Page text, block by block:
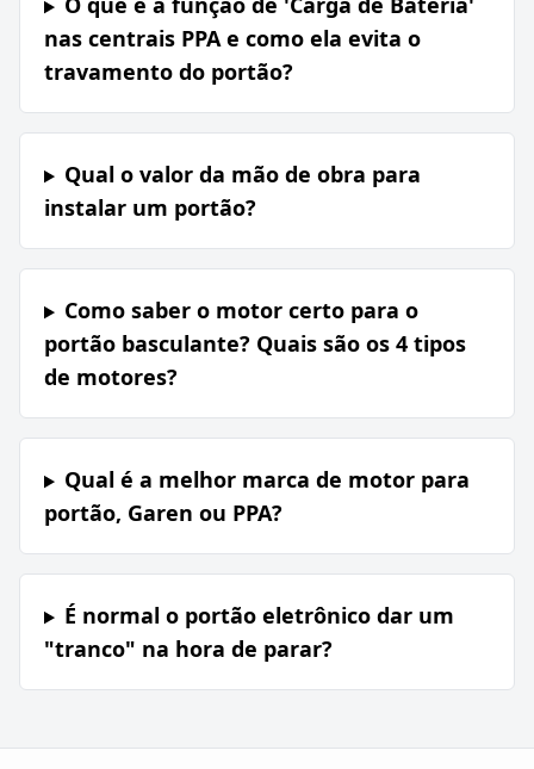
nas centrais PPA e como ela evita o
travamento do portão?
Qual o valor da mão de obra para
instalar um portão?
Como saber o motor certo para o
portão basculante? Quais são os 4 tipos
de motores?
Qual é a melhor marca de motor para
portão, Garen ou PPA?
É normal o portão eletrônico dar um
"tranco" na hora de parar?